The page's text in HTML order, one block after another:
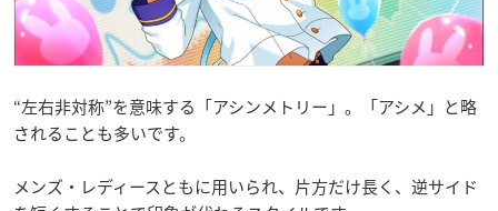
“左右非対称”を意味する「アシンメトリー」。「アシメ」と略
されることも多いです。
メンズ・レディースともに用いられ、片方だけ長く、逆サイド